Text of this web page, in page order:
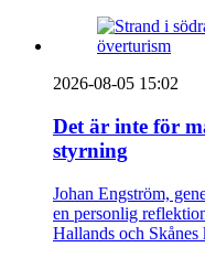
2026-08-05 15:02
Det är inte för
styrning
Johan Engström,
en personlig
Hallands och Skånes